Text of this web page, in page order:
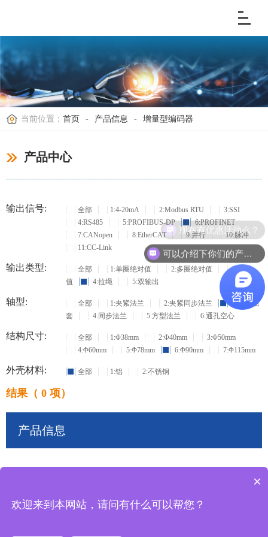
当前位置： 首页 - 产品信息 - 增量型编码器
产品中心
输出信号: 全部 1:4-20mA 2:Modbus RTU
3:SSI
4:RS485
5:PROFIBUS-DP
6:PROFINET
7:CANopen
8:EtherCAT 9:并行
10:脉冲
11:CC-Link
输出类型: 全部 1:单圈绝对值 2:多圈绝对值
3:增量
值
4:拉绳 5:双输出
轴型: 全部 1:夹紧法兰 2:夹紧同步法兰
3:盲孔轴
套
4:同步法兰 5:方型法兰 6:通孔空心
结构尺寸: 全部 1:Φ38mm 2:Φ40mm
3:Φ50mm
4:Φ60mm
5:Φ78mm 6:Φ90mm 7:Φ115mm
外壳材料: 全部 1:铝 2:不锈钢
结果（ 0 项）
产品信息
可以介绍下你们的产品么？
现在有优惠活动么？
×
欢迎来到本网站，请问有什么可以帮您？